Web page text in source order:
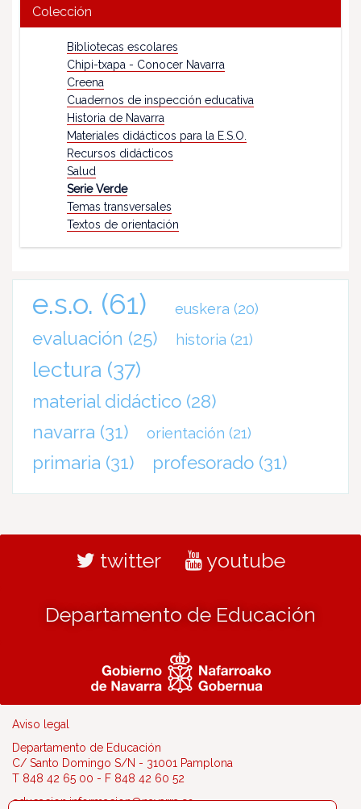
Colección
Bibliotecas escolares
Chipi-txapa - Conocer Navarra
Creena
Cuadernos de inspección educativa
Historia de Navarra
Materiales didácticos para la E.S.O.
Recursos didácticos
Salud
Serie Verde
Temas transversales
Textos de orientación
e.s.o. (61) euskera (20)
evaluación (25) historia (21)
lectura (37)
material didáctico (28)
navarra (31) orientación (21)
primaria (31) profesorado (31)
twitter youtube
Departamento de Educación
Aviso legal
Departamento de Educación
C/ Santo Domingo S/N - 31001 Pamplona
T 848 42 65 00 - F 848 42 60 52
educacion.informacion@navarra.es